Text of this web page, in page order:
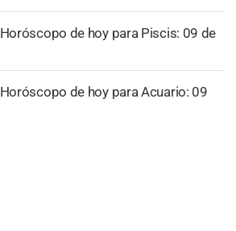
Horóscopo de hoy para Piscis: 09 de
Horóscopo de hoy para Acuario: 09